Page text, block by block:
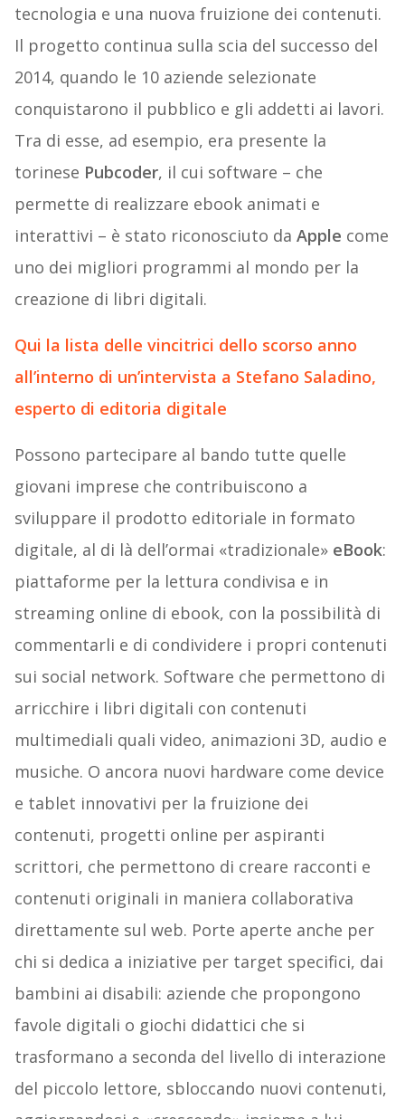
tecnologia e una nuova fruizione dei contenuti.
Il progetto continua sulla scia del successo del
2014, quando le 10 aziende selezionate
conquistarono il pubblico e gli addetti ai lavori.
Tra di esse, ad esempio, era presente la
torinese Pubcoder, il cui software – che
permette di realizzare ebook animati e
interattivi – è stato riconosciuto da Apple come
uno dei migliori programmi al mondo per la
creazione di libri digitali.
Qui la lista delle vincitrici dello scorso anno
all’interno di un’intervista a Stefano Saladino,
esperto di editoria digitale
Possono partecipare al bando tutte quelle
giovani imprese che contribuiscono a
sviluppare il prodotto editoriale in formato
digitale, al di là dell’ormai «tradizionale» eBook:
piattaforme per la lettura condivisa e in
streaming online di ebook, con la possibilità di
commentarli e di condividere i propri contenuti
sui social network. Software che permettono di
arricchire i libri digitali con contenuti
multimediali quali video, animazioni 3D, audio e
musiche. O ancora nuovi hardware come device
e tablet innovativi per la fruizione dei
contenuti, progetti online per aspiranti
scrittori, che permettono di creare racconti e
contenuti originali in maniera collaborativa
direttamente sul web. Porte aperte anche per
chi si dedica a iniziative per target specifici, dai
bambini ai disabili: aziende che propongono
favole digitali o giochi didattici che si
trasformano a seconda del livello di interazione
del piccolo lettore, sbloccando nuovi contenuti,